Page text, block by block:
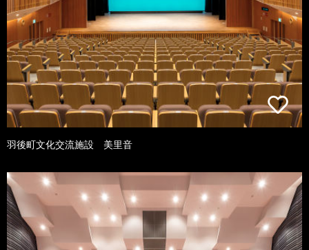
羽後町文化交流施設 美里音